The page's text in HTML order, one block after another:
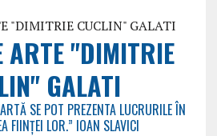
ARTE "DIMITRIE
GALATI
SE POT PREZENTA LUCRURILE ÎN
FIINȚEI LOR.” IOAN SLAVICI